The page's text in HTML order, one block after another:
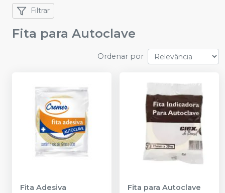
Filtrar
Fita para Autoclave
Ordenar por
Fita Adesiva
Fita para Autoclave